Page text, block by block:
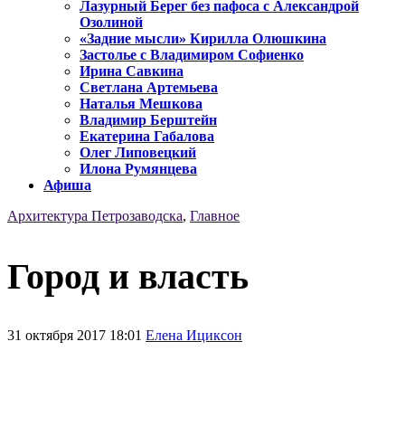
Лазурный Берег без пафоса с Александрой
Озолиной
«Задние мысли» Кирилла Олюшкина
Застолье с Владимиром Софиенко
Ирина Савкина
Светлана Артемьева
Наталья Мешкова
Владимир Берштейн
Екатерина Габалова
Олег Липовецкий
Илона Румянцева
Афиша
Архитектура Петрозаводска, Главное
Город и власть
31 октября 2017 18:01 Елена Ициксон